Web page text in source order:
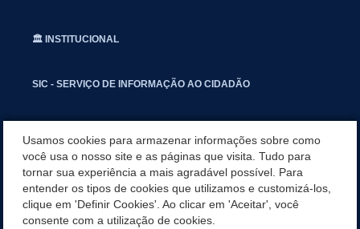
🏛️ INSTITUCIONAL
SIC - SERVIÇO DE INFORMAÇÃO AO CIDADÃO
INSTAGRAN
📱🩺 SAUDE CONECTADA
Usamos cookies para armazenar informações sobre como
você usa o nosso site e as páginas que visita. Tudo para
tornar sua experiência a mais agradável possível. Para
entender os tipos de cookies que utilizamos e customizá-los,
clique em 'Definir Cookies'. Ao clicar em 'Aceitar', você
consente com a utilização de cookies.